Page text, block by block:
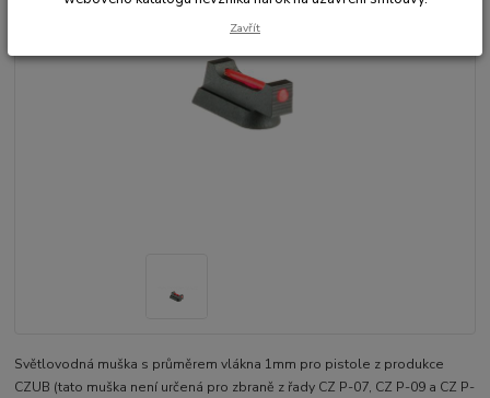
Světlovodná muška s průměrem vlákna 1mm pro pistole z produkce
CZUB (tato muška není určená pro zbraně z řady CZ P-07, CZ P-09 a CZ P-
Zavřít